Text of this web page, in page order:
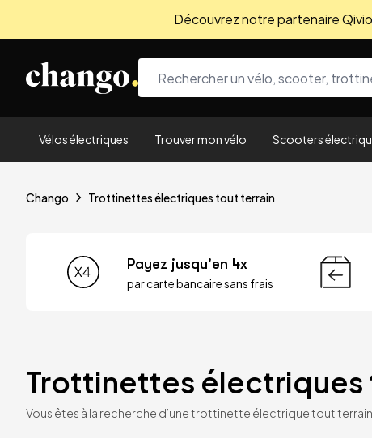
Découvrez notre partenaire
Vélos électriques Trouver mon vélo Scooters
Chango Trottinettes électriques tout terrain
Payez jusqu'en 4x
par carte bancaire sans frais
Trottinettes électriques
Vous êtes à la recherche d’une trottinette électrique tout